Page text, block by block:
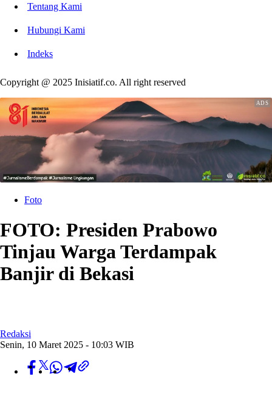
Tentang Kami
Hubungi Kami
Indeks
Copyright @ 2025 Inisiatif.co. All right reserved
Foto
FOTO: Presiden Prabowo
Tinjau Warga Terdampak
Banjir di Bekasi
Redaksi
Senin, 10 Maret 2025 - 10:03 WIB